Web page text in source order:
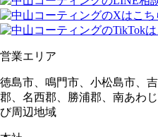
営業エリア
徳島市、鳴門市、小松島市、
郡、名西郡、勝浦郡、南あわ
び周辺地域